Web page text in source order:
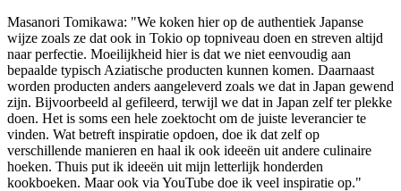
Masanori Tomikawa: "We koken hier op de authentiek Japanse
wijze zoals ze dat ook in Tokio op topniveau doen en streven altijd
naar perfectie. Moeilijkheid hier is dat we niet eenvoudig aan
bepaalde typisch Aziatische producten kunnen komen. Daarnaast
worden producten anders aangeleverd zoals we dat in Japan gewend
zijn. Bijvoorbeeld al gefileerd, terwijl we dat in Japan zelf ter plekke
doen. Het is soms een hele zoektocht om de juiste leverancier te
vinden. Wat betreft inspiratie opdoen, doe ik dat zelf op
verschillende manieren en haal ik ook ideeën uit andere culinaire
hoeken. Thuis put ik ideeën uit mijn letterlijk honderden
kookboeken. Maar ook via YouTube doe ik veel inspiratie op."